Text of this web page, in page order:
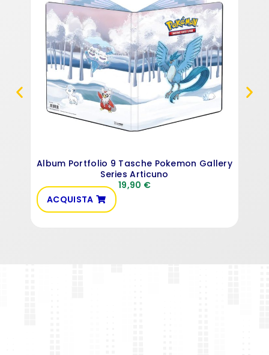
Album Portfolio 9 Tasche Pokemon Gallery
Series Articuno
19,90 €
ACQUISTA